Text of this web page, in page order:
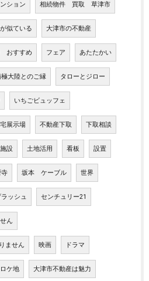
ション 相続物件 買取 草津市
似ている 大津市の不動産
おすすめ フェア あたたかい
大陸とのご縁 タローとジロー
いちごビュッフェ
展示場 不動産下取 下取相談
設 土地活用 看板 設置
寺 坂本 ケーブル 世界
ッシュ センチュリー21
ん
ません 映画 ドラマ
ケ地 大津市不動産は魅力